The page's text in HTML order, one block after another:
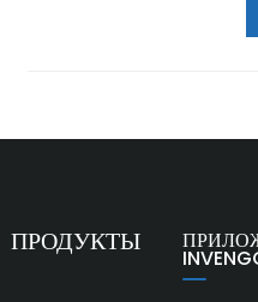
ПРОДУКТЫ